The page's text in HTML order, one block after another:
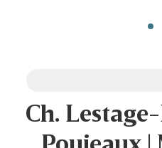
Ch.
Poujeaux